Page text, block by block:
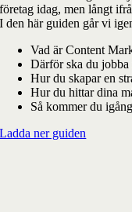
företag idag, men långt
I den här guiden går vi
Vad är Content
Därför ska du jobba
Hur du skapar en
Hur du hittar dina
Så kommer du
Ladda ner guiden